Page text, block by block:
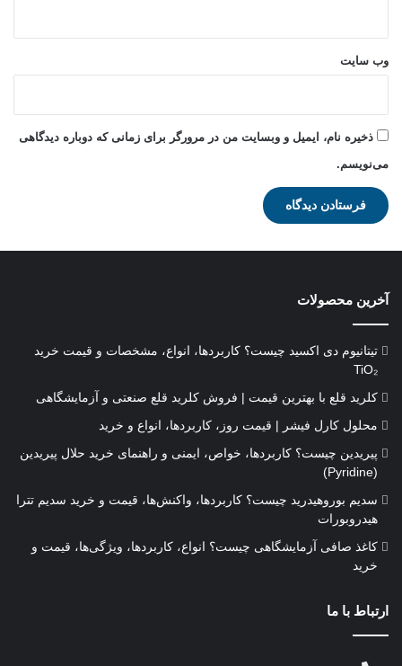
وب‌ سایت
ذخیره نام، ایمیل و وبسایت من در مرورگر برای زمانی که دوباره دیدگاهی
می‌نویسم.
آخرین محصولات
تیتانیوم دی‌ اکسید چیست؟ کاربردها، انواع، مشخصات و قیمت خرید
TiO₂
کلرید قلع با بهترین قیمت | فروش کلرید قلع صنعتی و آزمایشگاهی
محلول کارل فیشر | قیمت روز، کاربردها، انواع و خرید
پیریدین چیست؟ کاربردها، خواص، ایمنی و راهنمای خرید حلال پیریدین
(Pyridine)
سدیم بوروهیدرید چیست؟ کاربردها، واکنش‌ها، قیمت و خرید سدیم تترا
هیدروبورات
کاغذ صافی آزمایشگاهی چیست؟ انواع، کاربردها، ویژگی‌ها، قیمت و
خرید
ارتباط با ما